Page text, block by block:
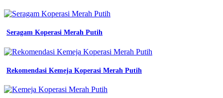
panjang
navy
kantong
dua
2
bahan
texas
jual
Seragam Koperasi Merah Putih
Rekomendasi Kemeja Koperasi Merah Putih